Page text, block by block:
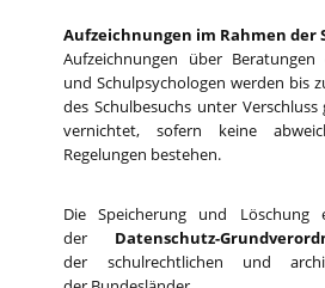
Aufzeichnungen im Rahmen der
Aufzeichnungen über
und Schulpsychologen werden bis
des Schulbesuchs unter
vernichtet, sofern keine
Regelungen bestehen.
Die Speicherung und Löschung
der Datenschutz-
der schulrechtlichen und